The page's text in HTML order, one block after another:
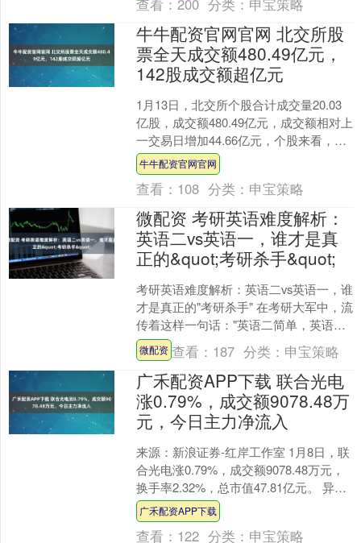
查看：200 分类： 申宝策略
牛牛配资官网官网 北交所股
票全天成交额480.49亿元，
142股成交额超亿元
1月13日，北交所个股合计成交量20.03
亿股，成交额480.49亿元，成交额相对上
一交易日增加44.66亿元，个股来看，收
盘上涨的共102只。 证券时报数据宝....
牛牛配资官网官网
查看： 108 分类： 申宝策略
微配资 考研英语难度解析：
英语二vs英语一，谁才是真
正的&quot;考研杀手&quot;
考研英语难度解析：英语二vs英语一，谁
才是真正的"考研杀手" 在考研大军中，流
传着这样一句话："英语二简单，英语一
我恨你"。这种看似戏谑的表达，却真实
反映了考生....
微配资 查看： 187 分类： 申宝策略
广禾配资APP下载 联合光电
涨0.79%，成交额9078.48万
元，今日主力净流入
来源：新浪证券-红岸工作室 1月8日，联
合光电涨0.79%，成交额9078.48万元，
换手率2.32%，总市值47.81亿元。 异动
分析 车联网(车路协同)+安....
广禾配资APP下载
查看： 122 分类： 申宝策略